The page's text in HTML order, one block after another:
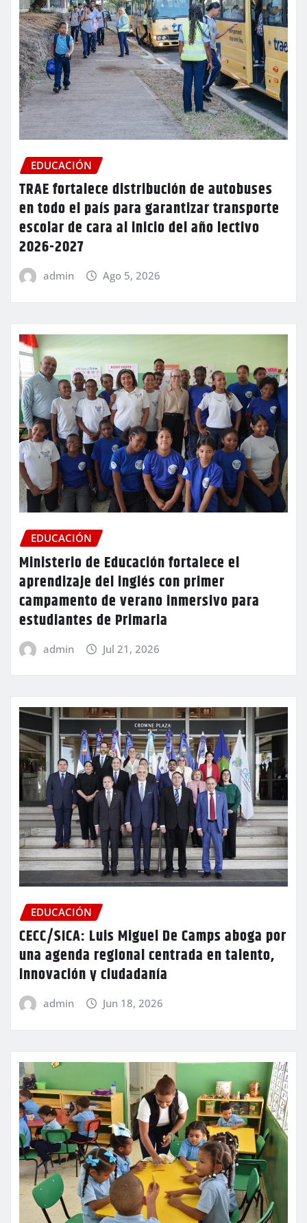
EDUCACIÓN
TRAE fortalece distribución de autobuses
en todo el país para garantizar transporte
escolar de cara al inicio del año lectivo
2026-2027
admin Ago 5, 2026
EDUCACIÓN
Ministerio de Educación fortalece el
aprendizaje del inglés con primer
campamento de verano inmersivo para
estudiantes de Primaria
admin Jul 21, 2026
EDUCACIÓN
CECC/SICA: Luis Miguel De Camps aboga por
una agenda regional centrada en talento,
innovación y ciudadanía
admin Jun 18, 2026